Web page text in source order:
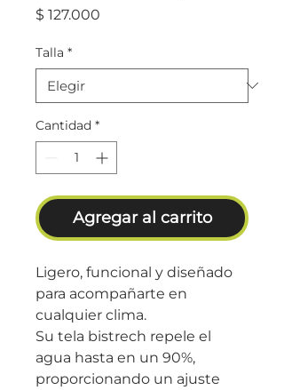
$ 127.000
Talla *
Cantidad *
Agregar al carrito
Ligero, funcional y diseñado
para acompañarte en
cualquier clima.
Su tela bistrech repele el
agua hasta en un 90%,
proporcionando un ajuste